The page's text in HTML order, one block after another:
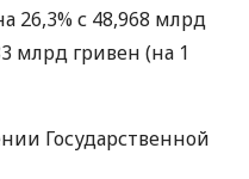
26,3% с 48,968 млрд
млрд гривен (на 1
Государственной